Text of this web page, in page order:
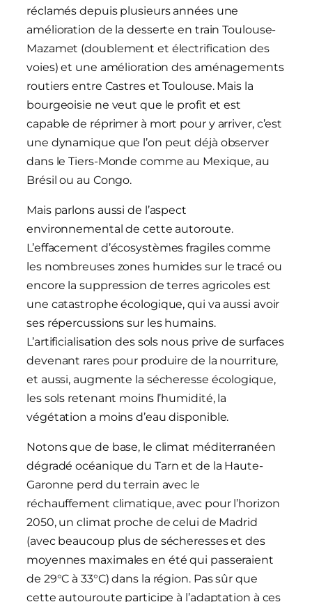
réclamés depuis plusieurs années une
amélioration de la desserte en train Toulouse-
Mazamet (doublement et électrification des
voies) et une amélioration des aménagements
routiers entre Castres et Toulouse. Mais la
bourgeoisie ne veut que le profit et est
capable de réprimer à mort pour y arriver, c’est
une dynamique que l’on peut déjà observer
dans le Tiers-Monde comme au Mexique, au
Brésil ou au Congo.
Mais parlons aussi de l’aspect
environnemental de cette autoroute.
L’effacement d’écosystèmes fragiles comme
les nombreuses zones humides sur le tracé ou
encore la suppression de terres agricoles est
une catastrophe écologique, qui va aussi avoir
ses répercussions sur les humains.
L’artificialisation des sols nous prive de surfaces
devenant rares pour produire de la nourriture,
et aussi, augmente la sécheresse écologique,
les sols retenant moins l’humidité, la
végétation a moins d’eau disponible.
Notons que de base, le climat méditerranéen
dégradé océanique du Tarn et de la Haute-
Garonne perd du terrain avec le
réchauffement climatique, avec pour l’horizon
2050, un climat proche de celui de Madrid
(avec beaucoup plus de sécheresses et des
moyennes maximales en été qui passeraient
de 29°C à 33°C) dans la région. Pas sûr que
cette autouroute participe à l’adaptation à ces